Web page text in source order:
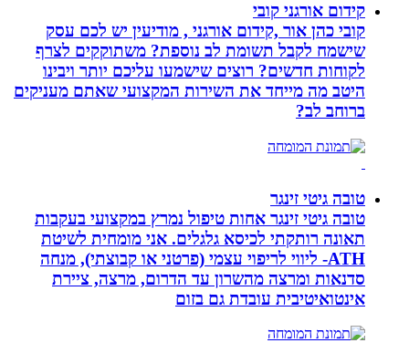
קידום אורגני קובי
קובי כהן אור ,קידום אורגני , מודיעין יש לכם עסק
שישמח לקבל תשומת לב נוספת? משתוקקים לצרף
לקוחות חדשים? רוצים שישמעו עליכם יותר ויבינו
היטב מה מייחד את השירות המקצועי שאתם מעניקים
ברוחב לב?
טובה גיטי זינגר
טובה גיטי זינגר אחות טיפול נמרץ במקצועי בעקבות
תאונה רותקתי לכיסא גלגלים. אני מומחית לשיטת
ATH- ליווי לריפוי עצמי (פרטני או קבוצתי), מנחה
סדנאות ומרצה מהשרון עד הדרום, מרצה, ציירת
אינטואיטיבית עובדת גם בזום